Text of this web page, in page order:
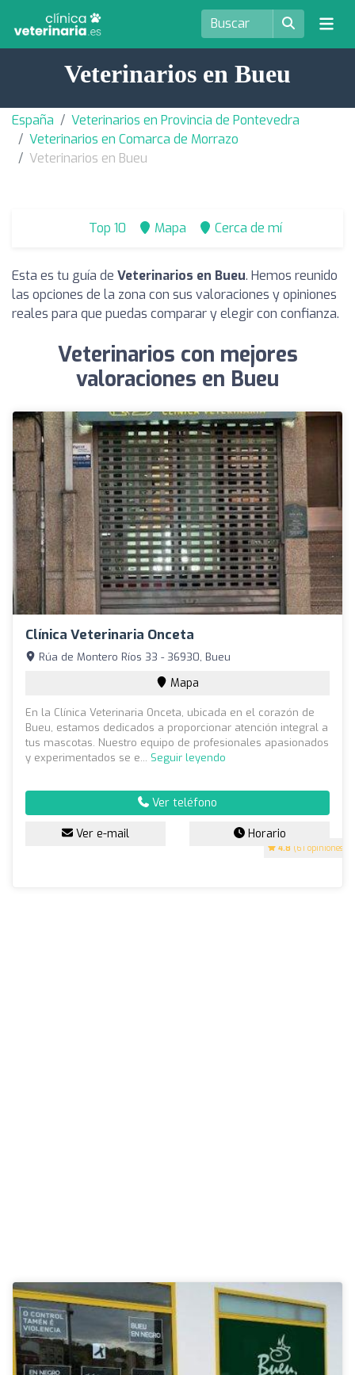
Veterinarios en Bueu
España
Veterinarios en Provincia de Pontevedra
Veterinarios en Comarca de Morrazo
Veterinarios en Bueu
Top 10 Mapa Cerca de mí
Esta es tu guía de Veterinarios en Bueu. Hemos reunido
las opciones de la zona con sus valoraciones y opiniones
reales para que puedas comparar y elegir con confianza.
Veterinarios con mejores
valoraciones en Bueu
Clínica Veterinaria Onceta
4.8 (61 opiniones)
Rúa de Montero Ríos 33 - 36930, Bueu
Mapa
En la Clínica Veterinaria Onceta, ubicada en el corazón de
Bueu, estamos dedicados a proporcionar atención integral a
tus mascotas. Nuestro equipo de profesionales apasionados
y experimentados se e... Seguir leyendo
Ver teléfono
Ver e-mail Horario